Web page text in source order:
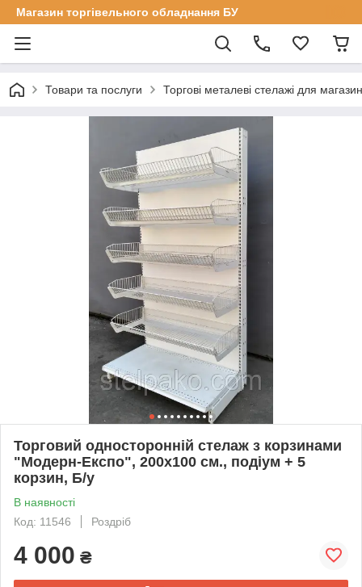
Магазин торгівельного обладнання БУ
Товари та послуги Торгові металеві стелажі для
Торговий односторонній стелаж з корзинами
"Модерн-Експо", 200х100 см., подіум + 5
корзин, Б/у
В наявності
Код: 11546
Роздріб
4 000 ₴